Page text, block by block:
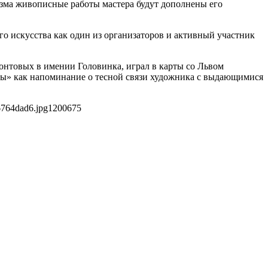
живописные работы мастера будут дополнены его
искусства как один из организаторов и активный участник
в имении Головинка, играл в карты со Львом
как напоминание о тесной связи художника с выдающимися
1200675